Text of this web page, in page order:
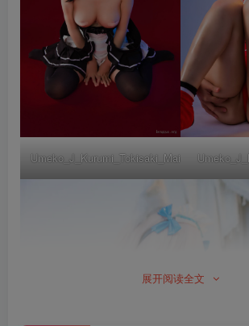
Umeko_J_Kurumi_Tokisaki_Maid_51
展开阅读全文